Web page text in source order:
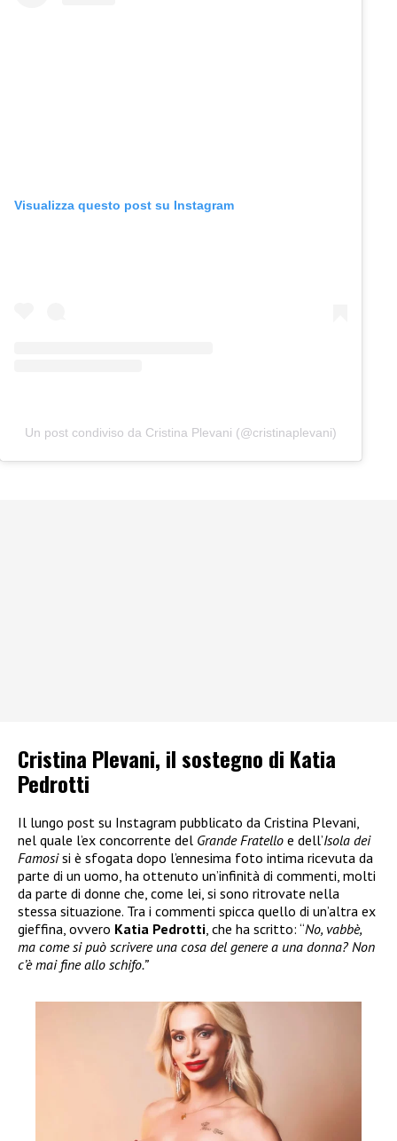
Visualizza questo post su Instagram
Un post condiviso da Cristina Plevani (@cristinaplevani)
Cristina Plevani, il sostegno di Katia
Pedrotti
Il lungo post su Instagram pubblicato da Cristina Plevani,
nel quale l’ex concorrente del Grande Fratello e dell’Isola dei
Famosisi è sfogata dopo l’ennesima foto intima ricevuta da
parte di un uomo, ha ottenuto un’infinità di commenti, molti
da parte di donne che, come lei, si sono ritrovate nella
stessa situazione. Tra i commenti spicca quello di un’altra ex
gieffina, ovvero Katia Pedrotti , che ha scritto: “No, vabbè,
ma come si può scrivere una cosa del genere a una donna? Non
c’è mai fine allo schifo.”